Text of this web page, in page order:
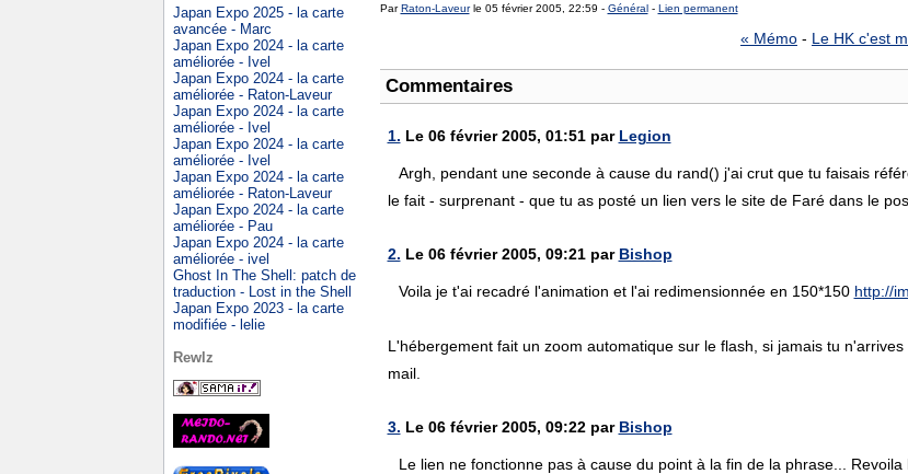
ParRaton-Laveurle 05 février 2005, 22:59 - Général- Lien permanent
« Mémo - Le HK c'est
Commentaires
1. Le 06 février 2005, 01:51 par Legion
Argh, pendant une seconde à cause du rand() j'ai crut que tu faisais
le fait - surprenant - que tu as posté un lien vers le site de Faré dans le
2. Le 06 février 2005, 09:21 par Bishop
Voila je t'ai recadré l'animation et l'ai redimensionnée en 150*150 http://
L'hébergement fait un zoom automatique sur le flash, si jamais tu
mail.
3. Le 06 février 2005, 09:22 par Bishop
Le lien ne fonctionne pas à cause du point à la fin de la phrase... Revoila
Japan Expo 2025 - la carte
avancée - Marc
Japan Expo 2024 - la carte
améliorée - Ivel
Japan Expo 2024 - la carte
améliorée - Raton-Laveur
Japan Expo 2024 - la carte
améliorée - Ivel
Japan Expo 2024 - la carte
améliorée - Ivel
Japan Expo 2024 - la carte
améliorée - Raton-Laveur
Japan Expo 2024 - la carte
améliorée - Pau
Japan Expo 2024 - la carte
améliorée - ivel
Ghost In The Shell: patch de
traduction - Lost in the Shell
Japan Expo 2023 - la carte
modifiée - lelie
Rewlz